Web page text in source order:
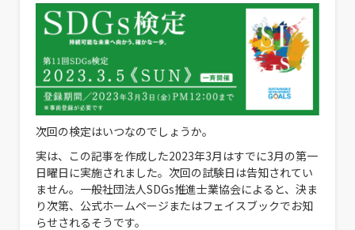
次回の検定はいつなのでしょうか。
実は、この記事を作成した2023年3月はすでに3月の第一
日曜日に実施されました。次回の試験日は告知されてい
ません。一般社団法人SDGs推進士業協会によると、決ま
り次第、公式ホームページまたはフェイスブックでお知
らせされるそうです。